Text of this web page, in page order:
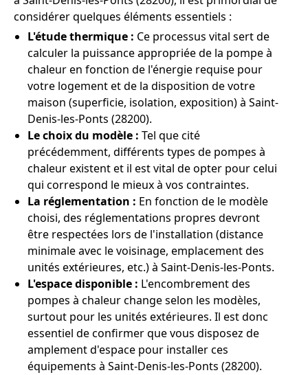
considérer quelques éléments essentiels :
L'étude thermique : Ce processus vital sert de
calculer la puissance appropriée de la pompe à
chaleur en fonction de l'énergie requise pour
votre logement et de la disposition de votre
maison (superficie, isolation, exposition) à Saint-
Denis-les-Ponts (28200).
Le choix du modèle : Tel que cité
précédemment, différents types de pompes à
chaleur existent et il est vital de opter pour celui
qui correspond le mieux à vos contraintes.
La réglementation : En fonction de le modèle
choisi, des réglementations propres devront
être respectées lors de l'installation (distance
minimale avec le voisinage, emplacement des
unités extérieures, etc.) à Saint-Denis-les-Ponts.
L'espace disponible : L'encombrement des
pompes à chaleur change selon les modèles,
surtout pour les unités extérieures. Il est donc
essentiel de confirmer que vous disposez de
amplement d'espace pour installer ces
équipements à Saint-Denis-les-Ponts (28200).